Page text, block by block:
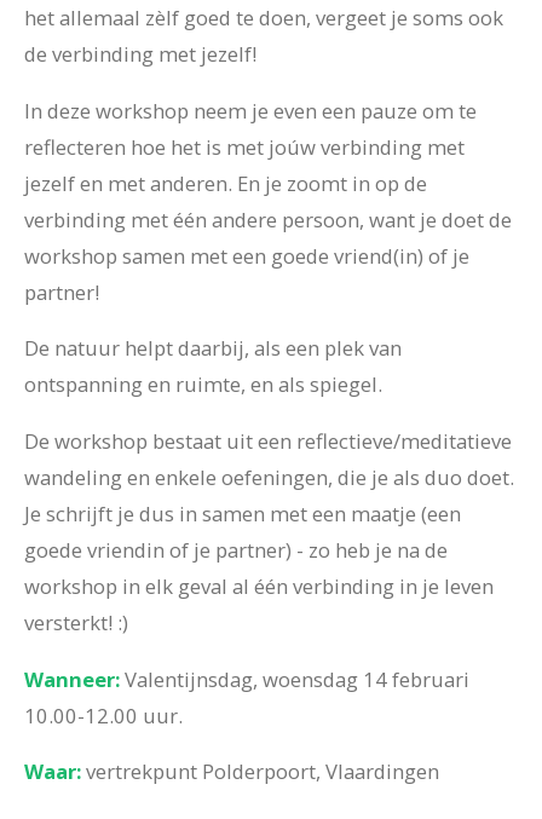
het allemaal zèlf goed te doen, vergeet je soms ook
de verbinding met jezelf!
In deze workshop neem je even een pauze om te
reflecteren hoe het is met joúw verbinding met
jezelf en met anderen. En je zoomt in op de
verbinding met één andere persoon, want je doet de
workshop samen met een goede vriend(in) of je
partner!
De natuur helpt daarbij, als een plek van
ontspanning en ruimte, en als spiegel.
De workshop bestaat uit een reflectieve/meditatieve
wandeling en enkele oefeningen, die je als duo doet.
Je schrijft je dus in samen met een maatje (een
goede vriendin of je partner) - zo heb je na de
workshop in elk geval al één verbinding in je leven
versterkt! :)
Wanneer:Valentijnsdag, woensdag 14 februari
10.00-12.00 uur.
Waar:vertrekpunt Polderpoort, Vlaardingen